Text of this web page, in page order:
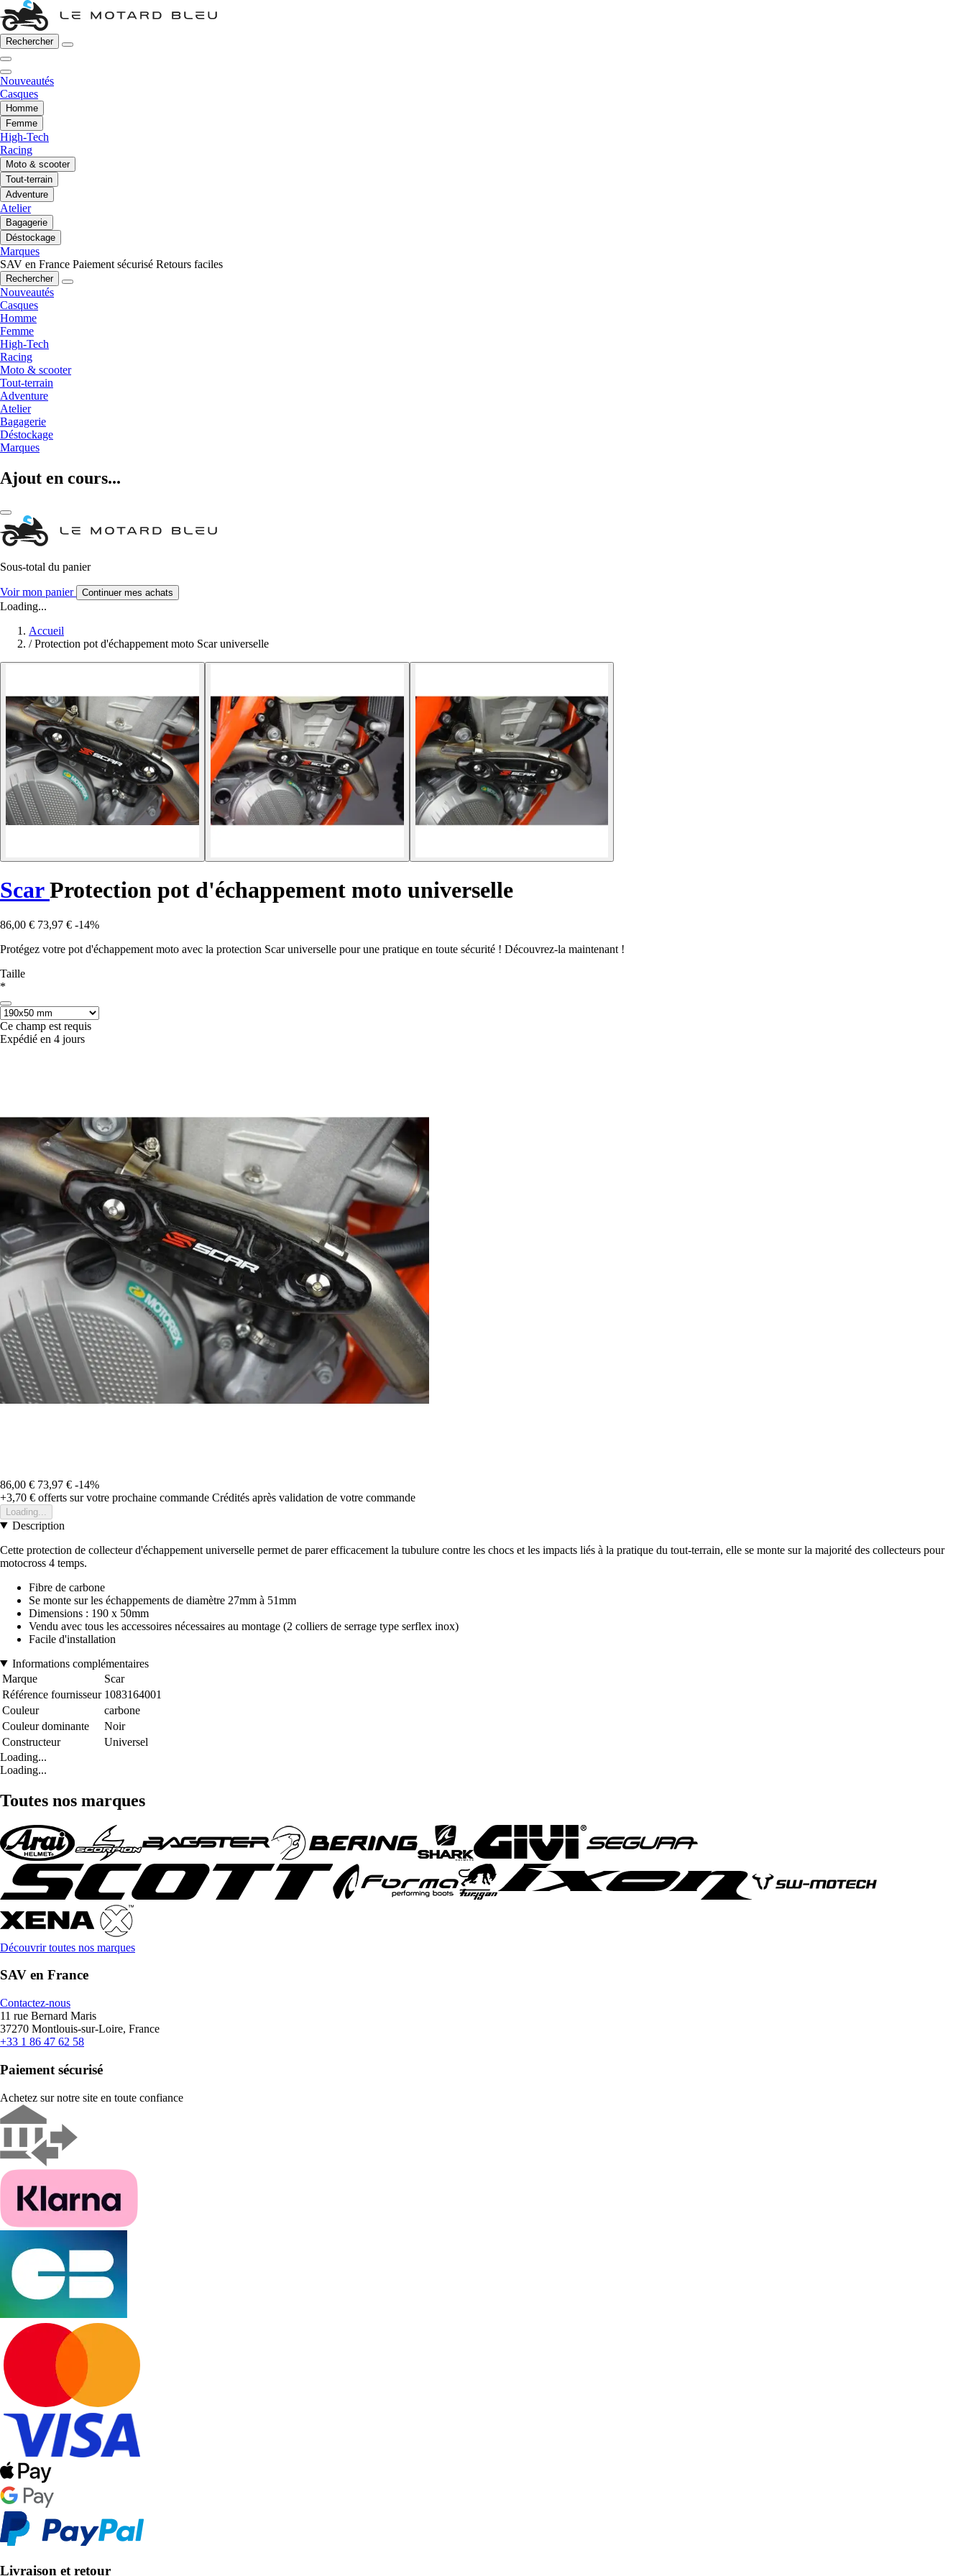
Rechercher
Nouveautés
Casques
Homme
Femme
High-Tech
Racing
Moto & scooter
Tout-terrain
Adventure
Atelier
Bagagerie
Déstockage
Marques
SAV en France Paiement sécurisé Retours faciles
Rechercher
Nouveautés
Casques
Homme
Femme
High-Tech
Racing
Moto & scooter
Tout-terrain
Adventure
Atelier
Bagagerie
Déstockage
Marques
Ajout en cours...
Sous-total du panier
Voir mon panier Continuer mes achats
Loading...
Accueil
/ Protection pot d'échappement moto Scar universelle
ScarProtection pot d'échappement moto universelle
86,00 € 73,97 € -14%
Protégez votre pot d'échappement moto avec la protection Scar universelle pour une pratique en toute sécurité ! Découvrez-la maintenant !
Taille
*
Ce champ est requis
Expédié en 4 jours
86,00 € 73,97 € -14%
+3,70 € offerts sur votre prochaine commande Crédités après validation de votre commande
Loading...
Description
Cette protection de collecteur d'échappement universelle permet de parer efficacement la tubulure contre les chocs et les impacts liés à la pratique du tout-terrain, elle se monte sur la majorité des collecteurs pour
motocross 4 temps.
Fibre de carbone
Se monte sur les échappements de diamètre 27mm à 51mm
Dimensions : 190 x 50mm
Vendu avec tous les accessoires nécessaires au montage (2 colliers de serrage type serflex inox)
Facile d'installation
Informations complémentaires
Marque
Scar
Référence fournisseur 1083164001
Couleur
carbone
Couleur dominante
Noir
Constructeur
Universel
Loading...
Loading...
Toutes nos marques
Découvrir toutes nos marques
SAV en France
Contactez-nous
11 rue Bernard Maris
37270 Montlouis-sur-Loire, France
+33 1 86 47 62 58
Paiement sécurisé
Achetez sur notre site en toute confiance
Livraison et retour